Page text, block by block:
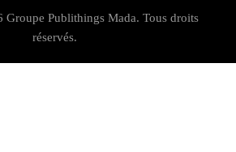
Publithings Mada. Tous droits
réservés.